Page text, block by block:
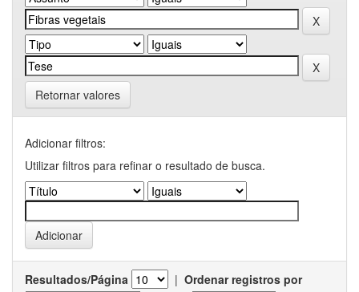
Retornar valores
Adicionar filtros:
Utilizar filtros para refinar o resultado de busca.
Resultados/Página | Ordenar registros por